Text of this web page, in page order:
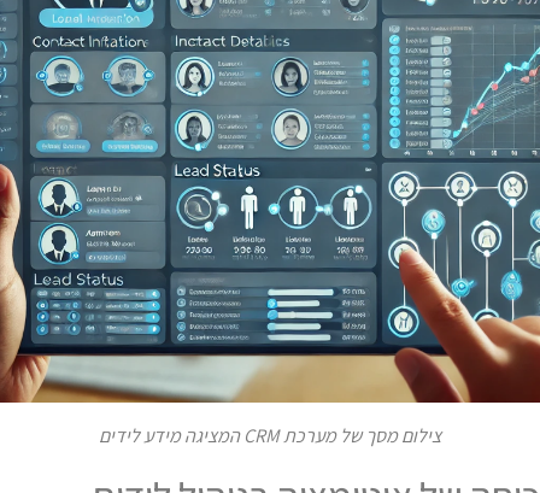
צילום מסך של מערכת CRM המציגה מידע לידים